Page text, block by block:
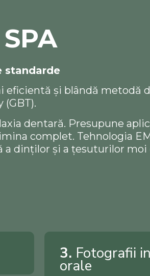
standarde
și blândă metodă
dentară. Presupune
complet. Tehnologia
a dinților și a țesuturilor moi
3. Fotografii
orale